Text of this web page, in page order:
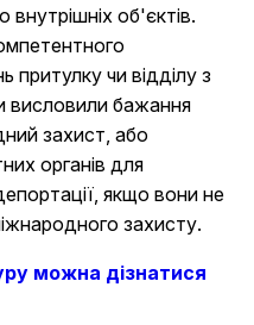
об'єктів.
притулку чи відділу з
висловили бажання
захист, або
органів для
якщо вони не
захисту.
можна дізнатися